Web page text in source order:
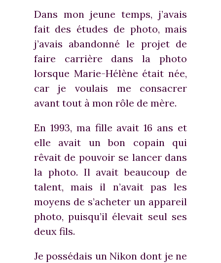
Dans mon jeune temps, j’avais
fait des études de photo, mais
j’avais abandonné le projet de
faire carrière dans la photo
lorsque Marie-Hélène était née,
car je voulais me consacrer
avant tout à mon rôle de mère.
En 1993, ma fille avait 16 ans et
elle avait un bon copain qui
rêvait de pouvoir se lancer dans
la photo. Il avait beaucoup de
talent, mais il n’avait pas les
moyens de s’acheter un appareil
photo, puisqu’il élevait seul ses
deux fils.
Je possédais un Nikon dont je ne